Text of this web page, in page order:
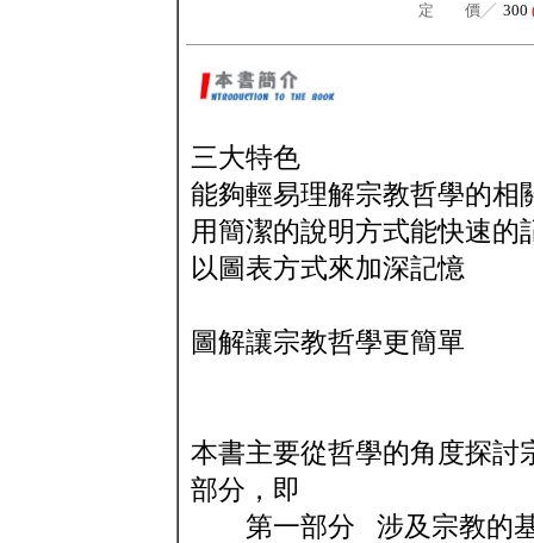
定 價╱ 300
三大特色
能夠輕易理解宗教哲學的相
用簡潔的說明方式能快速的
以圖表方式來加深記憶
圖解讓宗教哲學更簡單
本書主要從哲學的角度探討
部分，即
第一部分 涉及宗教的基